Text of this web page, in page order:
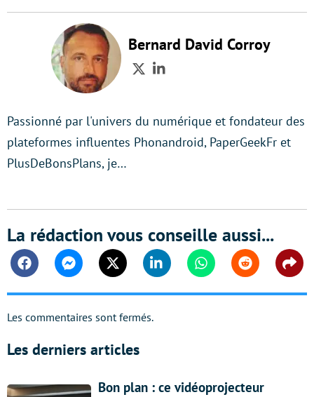
Bernard David Corroy
TwitterLinkedIn
Passionné par l'univers du numérique et fondateur des
plateformes influentes Phonandroid, PaperGeekFr et
PlusDeBonsPlans, je…
La rédaction vous conseille aussi...
FacebookMessengerTwitter Linkedin WhatsappReddit
Les commentaires sont fermés.
Les derniers articles
Bon plan : ce vidéoprojecteur